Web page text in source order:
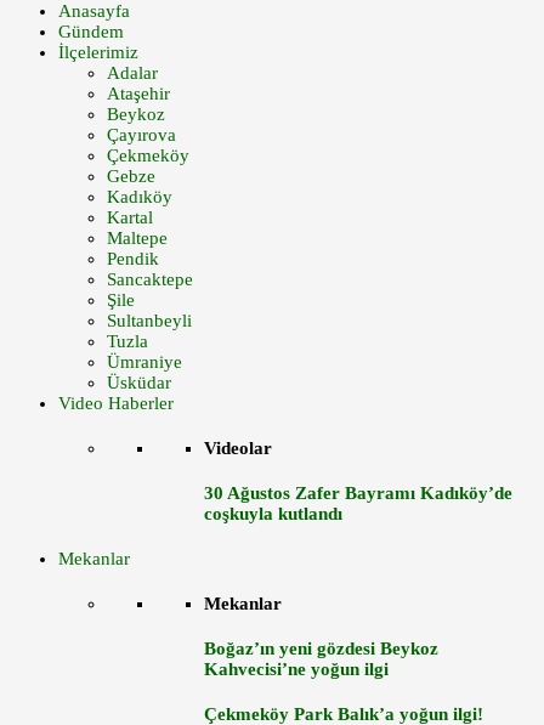
Anasayfa
Gündem
İlçelerimiz
Adalar
Ataşehir
Beykoz
Çayırova
Çekmeköy
Gebze
Kadıköy
Kartal
Maltepe
Pendik
Sancaktepe
Şile
Sultanbeyli
Tuzla
Ümraniye
Üsküdar
Video Haberler
Videolar
30 Ağustos Zafer Bayramı Kadıköy’de
coşkuyla kutlandı
Mekanlar
Mekanlar
Boğaz’ın yeni gözdesi Beykoz
Kahvecisi’ne yoğun ilgi
Çekmeköy Park Balık’a yoğun ilgi!